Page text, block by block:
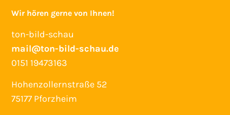
Wir hören gerne von Ihnen!
ton-bild-schau
mail@ton-bild-schau.de
0151 19473163
Hohenzollernstraße 52
75177 Pforzheim